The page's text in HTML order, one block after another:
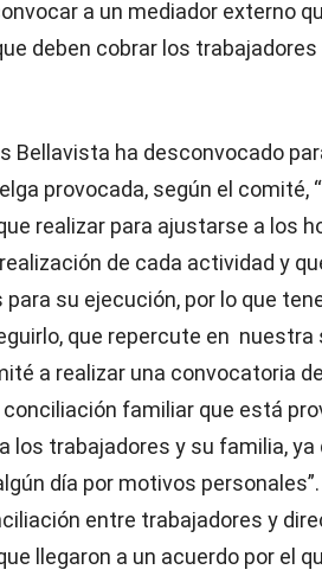
a un mediador externo
deben cobrar los trabajadores
Bellavista ha desconvocado
provocada, según el comité,
realizar para ajustarse a los
de cada actividad y
su ejecución, por lo que
que repercute en nuestra
a realizar una convocatoria
familiar que está
trabajadores y su familia, ya
día por motivos personales”.
entre trabajadores y
llegaron a un acuerdo por el